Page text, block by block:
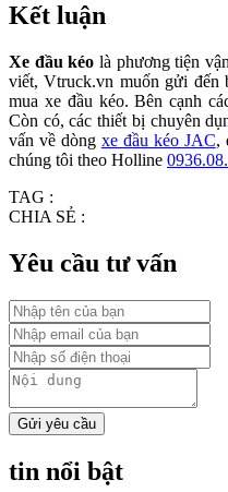
Kết luận
Xe đầu kéo là phương tiện
viết, Vtruck.vn muốn gửi đến
mua xe đầu kéo. Bên cạnh
Còn có, các thiết bị chuyên
vấn về dòng xe đầu kéo JAC,
chúng tôi theo Holline
TAG :
CHIA SẺ :
Yêu cầu tư vấn
Gửi yêu cầu
tin nổi bật